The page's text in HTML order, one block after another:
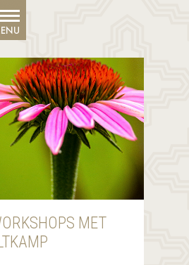
MET